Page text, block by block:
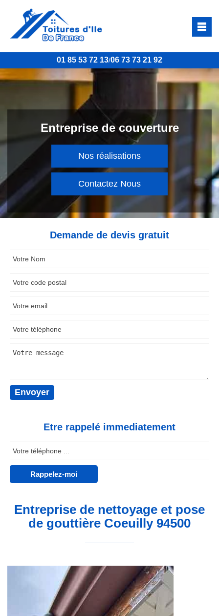
01 85 53 72 13/06 73 73 21 92
Entreprise de couverture
Nos réalisations
Contactez Nous
Demande de devis gratuit
Etre rappelé immediatement
Entreprise de nettoyage et pose
de gouttière Coeuilly 94500